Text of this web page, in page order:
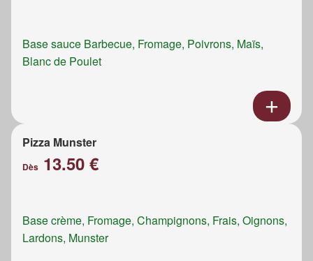
Base sauce Barbecue, Fromage, Poivrons, Maïs,
Blanc de Poulet
Pizza Munster
Dès 13.50 €
Base crème, Fromage, Champignons, Frais, Oignons,
Lardons, Munster